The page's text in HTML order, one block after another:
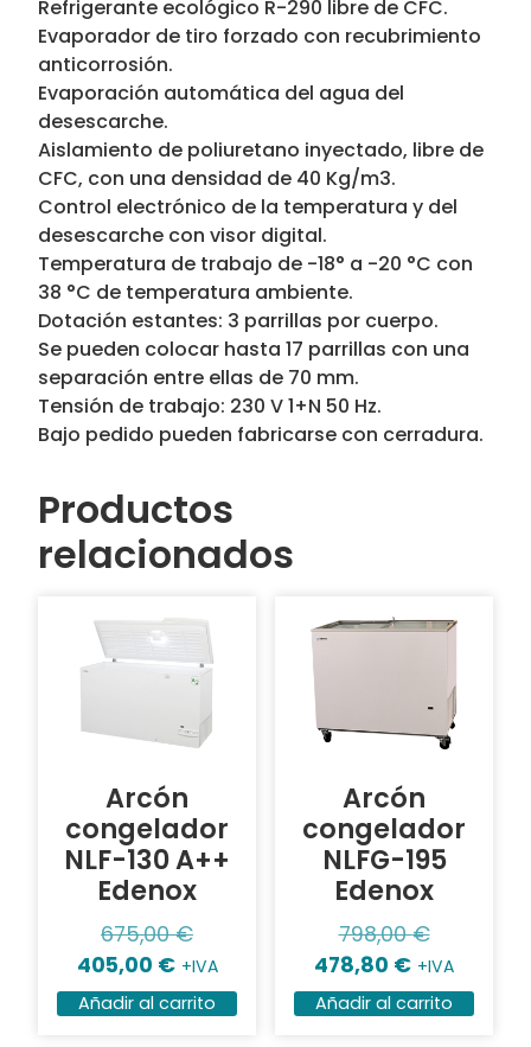
Refrigerante ecológico R-290 libre de CFC.
Evaporador de tiro forzado con recubrimiento
anticorrosión.
Evaporación automática del agua del
desescarche.
Aislamiento de poliuretano inyectado, libre de
CFC, con una densidad de 40 Kg/m3.
Control electrónico de la temperatura y del
desescarche con visor digital.
Temperatura de trabajo de -18° a -20 °C con
38 °C de temperatura ambiente.
Dotación estantes: 3 parrillas por cuerpo.
Se pueden colocar hasta 17 parrillas con una
separación entre ellas de 70 mm.
Tensión de trabajo: 230 V 1+N 50 Hz.
Bajo pedido pueden fabricarse con cerradura.
Productos
relacionados
Arcón
congelador
NLF-130 A++
Edenox
675,00€
405,00 € +IVA
Añadir al carrito
Arcón
congelador
NLFG-195
Edenox
798,00€
478,80 € +IVA
Añadir al carrito